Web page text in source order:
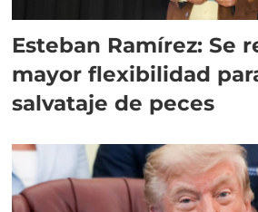
Esteban Ramírez: Se
mayor flexibilidad
salvataje de peces